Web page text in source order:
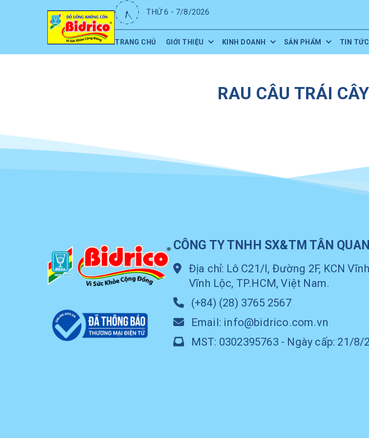
TRANG CHỦ GIỚI THIỆU KINH DOANH SẢN PHẨM TIN
THỨ 6 - 7/8/2026
RAU CÂU TRÁI
CÔNG TY TNHH SX&TM TÂN
Địa chỉ: Lô C21/I, Đường 2F, KCN
Vĩnh Lộc, TP.HCM, Việt Nam.
(+84) (28) 3765 2567
Email: info@bidrico.com.vn
MST: 0302395763 - Ngày cấp: 21/8/